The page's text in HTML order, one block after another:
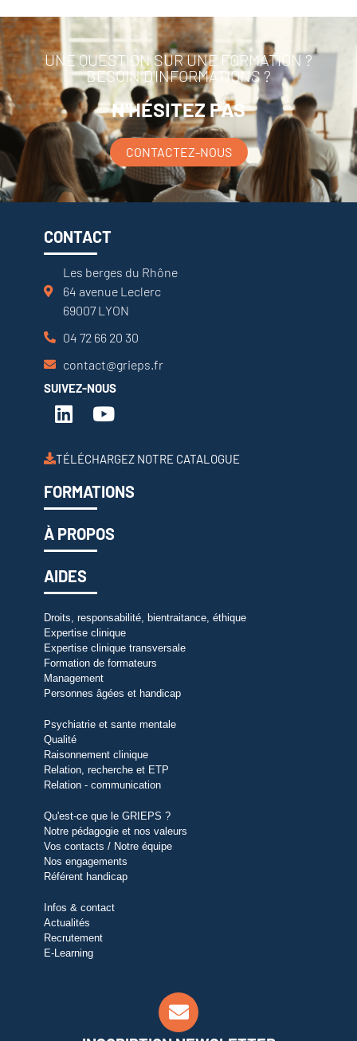
UNE QUESTION SUR UNE FORMATION ?
BESOIN D'INFORMATIONS ?
N'HÉSITEZ PAS
CONTACTEZ-NOUS
CONTACT
Les berges du Rhône
64 avenue Leclerc
69007 LYON
04 72 66 20 30
contact@grieps.fr
SUIVEZ-NOUS
TÉLÉCHARGEZ NOTRE CATALOGUE
FORMATIONS
À PROPOS
AIDES
Droits, responsabilité, bientraitance, éthique
Expertise clinique
Expertise clinique transversale
Formation de formateurs
Management
Personnes âgées et handicap
Psychiatrie et sante mentale
Qualité
Raisonnement clinique
Relation, recherche et ETP
Relation - communication
Qu'est-ce que le GRIEPS ?
Notre pédagogie et nos valeurs
Vos contacts / Notre équipe
Nos engagements
Référent handicap
Infos & contact
Actualités
Recrutement
E-Learning